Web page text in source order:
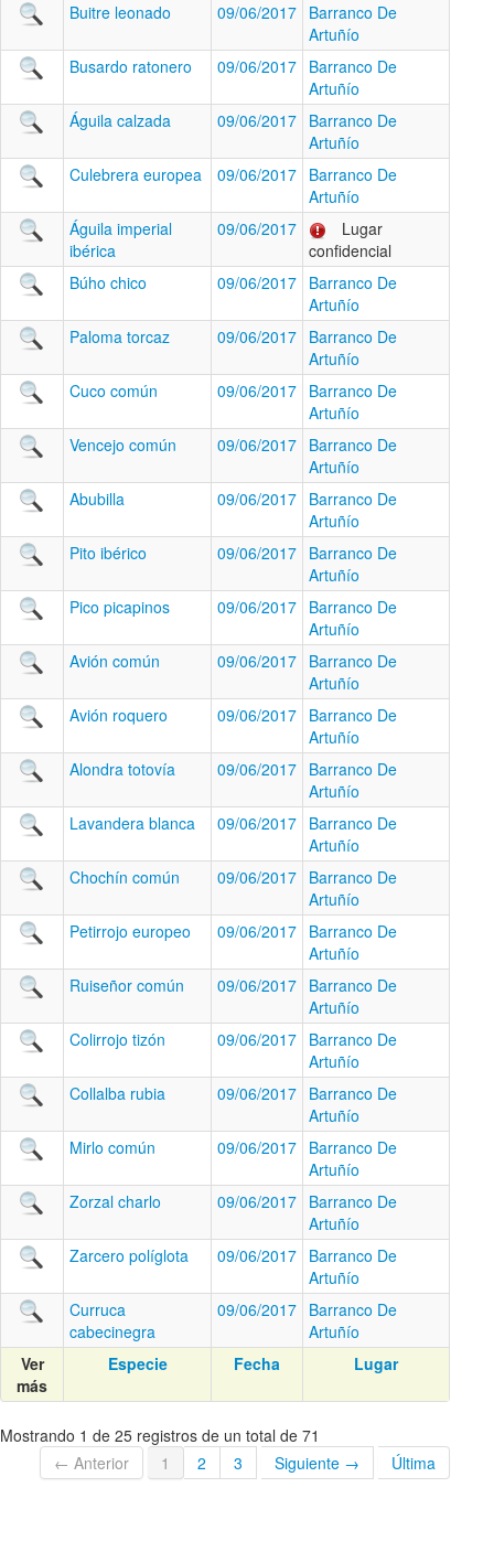
Buitre leonado
09/06/2017 Barranco De
Artuñío
Busardo ratonero
09/06/2017 Barranco De
Artuñío
Águila calzada
09/06/2017 Barranco De
Artuñío
Culebrera europea
09/06/2017 Barranco De
Artuñío
Águila imperial
ibérica
09/06/2017
Lugar
confidencial
Búho chico
09/06/2017 Barranco De
Artuñío
Paloma torcaz
09/06/2017 Barranco De
Artuñío
Cuco común
09/06/2017 Barranco De
Artuñío
Vencejo común
09/06/2017 Barranco De
Artuñío
Abubilla
09/06/2017 Barranco De
Artuñío
Pito ibérico
09/06/2017 Barranco De
Artuñío
Pico picapinos
09/06/2017 Barranco De
Artuñío
Avión común
09/06/2017 Barranco De
Artuñío
Avión roquero
09/06/2017 Barranco De
Artuñío
Alondra totovía
09/06/2017 Barranco De
Artuñío
Lavandera blanca
09/06/2017 Barranco De
Artuñío
Chochín común
09/06/2017 Barranco De
Artuñío
Petirrojo europeo
09/06/2017 Barranco De
Artuñío
Ruiseñor común
09/06/2017 Barranco De
Artuñío
Colirrojo tizón
09/06/2017 Barranco De
Artuñío
Collalba rubia
09/06/2017 Barranco De
Artuñío
Mirlo común
09/06/2017 Barranco De
Artuñío
Zorzal charlo
09/06/2017 Barranco De
Artuñío
Zarcero políglota
09/06/2017 Barranco De
Artuñío
Curruca
cabecinegra
09/06/2017 Barranco De
Artuñío
Ver
más
Especie Fecha Lugar
Mostrando 1 de 25 registros de un total de 71
← Anterior
1 2 3 Siguiente → Última